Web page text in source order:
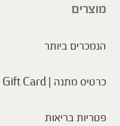
מוצרים
הנמכרים ביותר
כרטיס מתנה | Gift Card
פטריות בריאות